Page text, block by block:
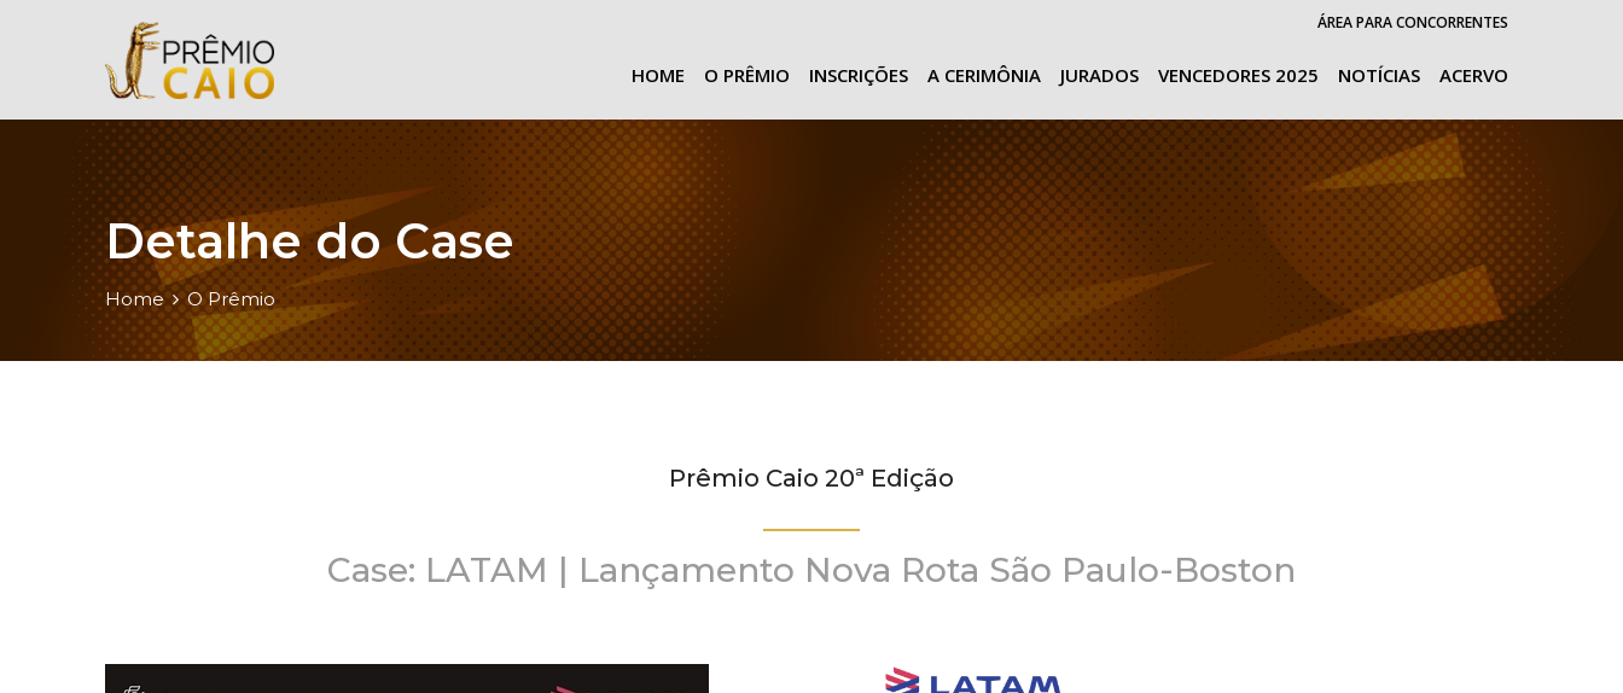
ÁREA PARA CONCORRENTES
HOME O PRÊMIO INSCRIÇÕES A CERIMÔNIA JURADOS VENCEDORES 2025 NOTÍCIAS ACERVO
Detalhe do Case
Home O Prêmio
Prêmio Caio 20ª Edição
Case: LATAM | Lançamento Nova Rota São Paulo-Boston